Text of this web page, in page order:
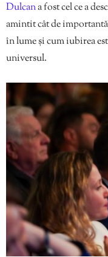
Dulcana fost cel ce a
amintit cât de importantă
în lume și cum iubirea
universul.